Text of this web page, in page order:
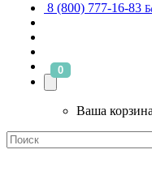
8 (800) 777-16-83
0
Ваша